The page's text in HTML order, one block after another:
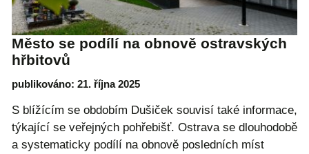
Město se podílí na obnově ostravských
hřbitovů
publikováno: 21. října 2025
S blížícím se obdobím Dušiček souvisí také informace,
týkající se veřejných pohřebišť. Ostrava se dlouhodobě
a systematicky podílí na obnově posledních míst